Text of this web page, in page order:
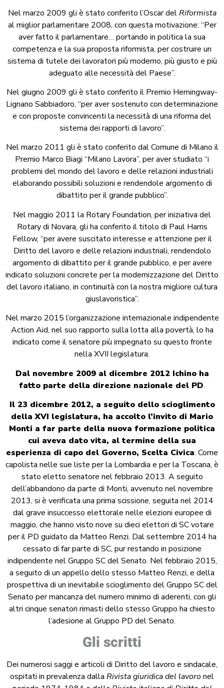
Nel marzo 2009 gli è stato conferito l’Oscar delRiformista
al miglior parlamentare 2008, con questa motivazione: “Per
aver fatto il parlamentare… portando in politica la sua
competenza e la sua proposta riformista, per costruire un
sistema di tutele dei lavoratori più moderno, più giusto e più
adeguato alle necessità del Paese”.
Nel giugno 2009 gli è stato conferito il Premio Hemingway-
Lignano Sabbiadoro, “per aver sostenuto con determinazione
e con proposte convincenti la necessità di una riforma del
sistema dei rapporti di lavoro”.
Nel marzo 2011 gli è stato conferito dal Comune di Milano il
Premio Marco Biagi “Milano Lavora”, per aver studiato “i
problemi del mondo del lavoro e delle relazioni industriali
elaborando possibili soluzioni e rendendole argomento di
dibattito per il grande pubblico”.
Nel maggio 2011 la Rotary Foundation, per iniziativa del
Rotary di Novara, gli ha conferito il titolo di Paul Harris
Fellow, “per avere suscitato interesse e attenzione per il
Diritto del lavoro e delle relazioni industriali, rendendolo
argomento di dibattito per il grande pubblico, e per avere
indicato soluzioni concrete per la modernizzazione del Diritto
del lavoro italiano, in continuità con la nostra migliore cultura
giuslavoristica”.
Nel marzo 2015 l’organizzazione internazionale indipendente
Action Aid, nel suo rapporto sulla lotta alla povertà, lo ha
indicato come il senatore più impegnato su questo fronte
nella XVII legislatura.
Dal novembre 2009 al dicembre 2012 Ichino ha
fatto parte della direzione nazionale del PD.
Il 23 dicembre 2012, a seguito dello scioglimento
della XVI legislatura, ha accolto l’invito di Mario
Monti a far parte della nuova formazione politica
cui aveva dato vita, al termine della sua
esperienza di capo del Governo, Scelta Civica. Come
capolista nelle sue liste per la Lombardia e per la Toscana, è
stato eletto senatore nel febbraio 2013. A seguito
dell’abbandono da parte di Monti, avvenuto nel novembre
2013, si è verificata una prima scissione, seguita nel 2014
dal grave insuccesso elettorale nelle elezioni europee di
maggio, che hanno visto nove su dieci elettori di SC votare
per il PD guidato da Matteo Renzi. Dal settembre 2014 ha
cessato di far parte di SC, pur restando in posizione
indipendente nel Gruppo SC del Senato. Nel febbraio 2015,
a seguito di un appello dello stesso Matteo Renzi, e della
prospettiva di un inevitabile scioglimento del Gruppo SC del
Senato per mancanza del numero minimo di aderenti, con gli
altri cinque senatori rimasti dello stesso Gruppo ha chiesto
l’adesione al Gruppo PD del Senato.
Gli scritti
Dei numerosi saggi e articoli di Diritto del lavoro e sindacale,
ospitati in prevalenza dalla Rivista giuridica del lavoronel